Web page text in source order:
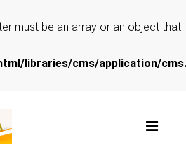
must be an array or an object that
libraries/cms/application/